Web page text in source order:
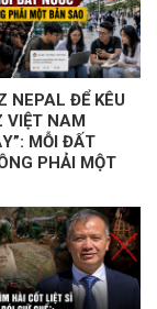
NEPAL ĐỂ KÊU
VIỆT NAM
MỖI ĐẤT
PHẢI MỘT